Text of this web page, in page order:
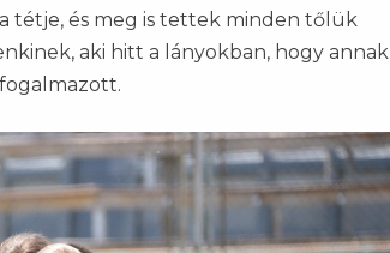
tétje, és meg is tettek minden tőlük
aki hitt a lányokban, hogy annak